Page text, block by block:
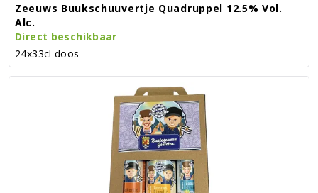
Zeeuws Buukschuuvertje Quadruppel 12.5% Vol.
Alc.
Direct beschikbaar
24x33cl doos